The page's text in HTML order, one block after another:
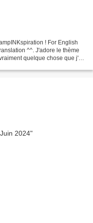
! For English
^^. J'adore le thème
quelque chose que j'ai